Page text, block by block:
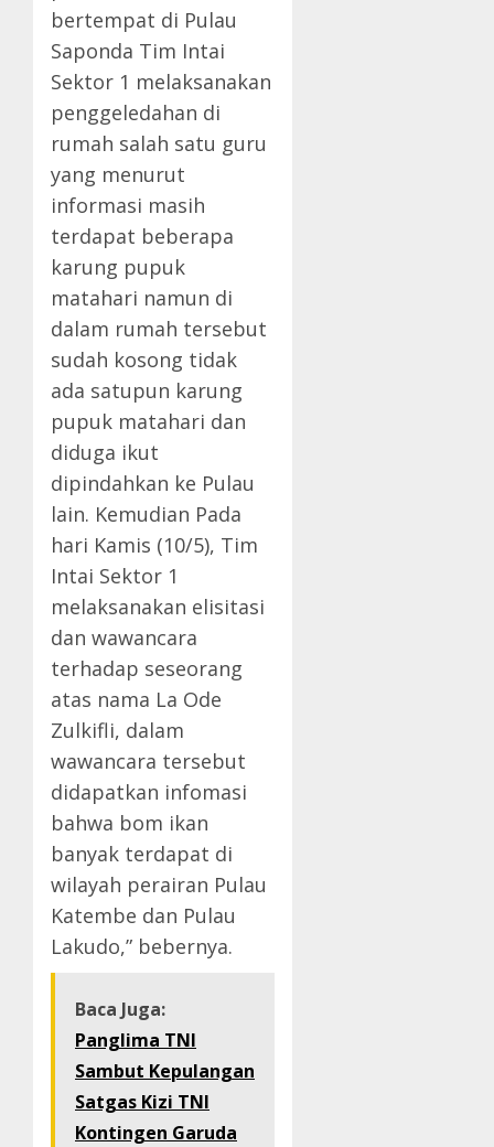
bertempat di Pulau
Saponda Tim Intai
Sektor 1 melaksanakan
penggeledahan di
rumah salah satu guru
yang menurut
informasi masih
terdapat beberapa
karung pupuk
matahari namun di
dalam rumah tersebut
sudah kosong tidak
ada satupun karung
pupuk matahari dan
diduga ikut
dipindahkan ke Pulau
lain. Kemudian Pada
hari Kamis (10/5), Tim
Intai Sektor 1
melaksanakan elisitasi
dan wawancara
terhadap seseorang
atas nama La Ode
Zulkifli, dalam
wawancara tersebut
didapatkan infomasi
bahwa bom ikan
banyak terdapat di
wilayah perairan Pulau
Katembe dan Pulau
Lakudo,” bebernya.
Baca Juga:
Panglima TNI
Sambut Kepulangan
Satgas Kizi TNI
Kontingen Garuda